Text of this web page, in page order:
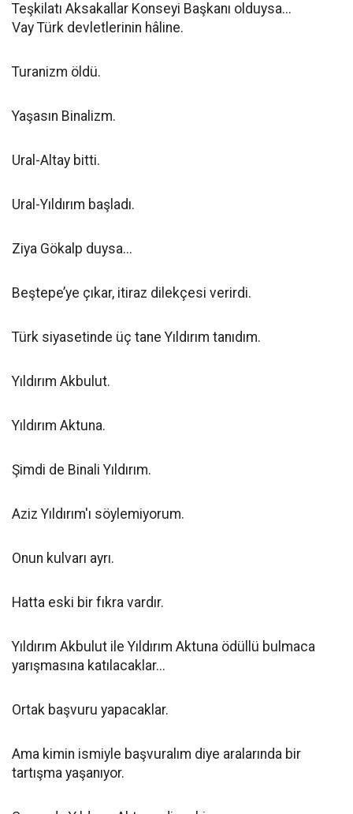
Teşkilatı Aksakallar Konseyi Başkanı olduysa...
Vay Türk devletlerinin hâline.
Turanizm öldü.
Yaşasın Binalizm.
Ural-Altay bitti.
Ural-Yıldırım başladı.
Ziya Gökalp duysa...
Beştepe’ye çıkar, itiraz dilekçesi verirdi.
Türk siyasetinde üç tane Yıldırım tanıdım.
Yıldırım Akbulut.
Yıldırım Aktuna.
Şimdi de Binali Yıldırım.
Aziz Yıldırım'ı söylemiyorum.
Onun kulvarı ayrı.
Hatta eski bir fıkra vardır.
Yıldırım Akbulut ile Yıldırım Aktuna ödüllü bulmaca
yarışmasına katılacaklar...
Ortak başvuru yapacaklar.
Ama kimin ismiyle başvuralım diye aralarında bir
tartışma yaşanıyor.